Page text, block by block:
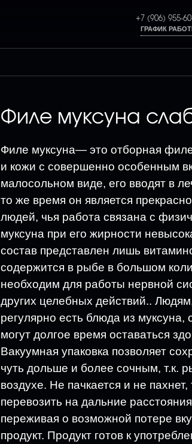
+7 (906) 955-
ГРАФИК
Филе муксуна
Филе муксуна— это отборная
и кожи с совершенно особенным
малосольном виде, его вводят в
то же время он является
людей, чья работа связана с
муксуна при его жирности
состав представлен лишь
содержится в рыбе в большом
необходим для работы нервной
других целебных действий..
регулярно есть блюда из муксуна,
могут долгое время оставаться
Вакуумная упаковка позволяет
чуть дольше и более сочным, т.к.
воздухе. Не пачкается и не
перевозить на дальние
переживая о возможной потере
продукт. Продукт готов к